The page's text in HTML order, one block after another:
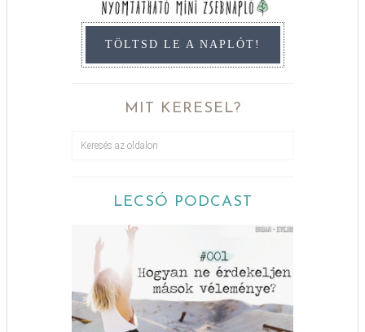
TÖLTSD LE A NAPLÓT!
MIT KERESEL?
LECSÓ PODCAST